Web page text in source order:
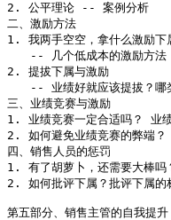
2. 公平理论 -- 案例分析
二、激励方法
1. 我两手空空，拿什么激励下
-- 几个低成本的激励方法
2. 提拔下属与激励
-- 业绩好就应该提拔？哪类
三、业绩竞赛与激励
1. 业绩竞赛一定合适吗？ 业
2. 如何避免业绩竞赛的弊端？
四、销售人员的惩罚
1. 有了胡萝卜，还需要大棒吗
2. 如何批评下属？批评下属的
第五部分、销售主管的自我提升